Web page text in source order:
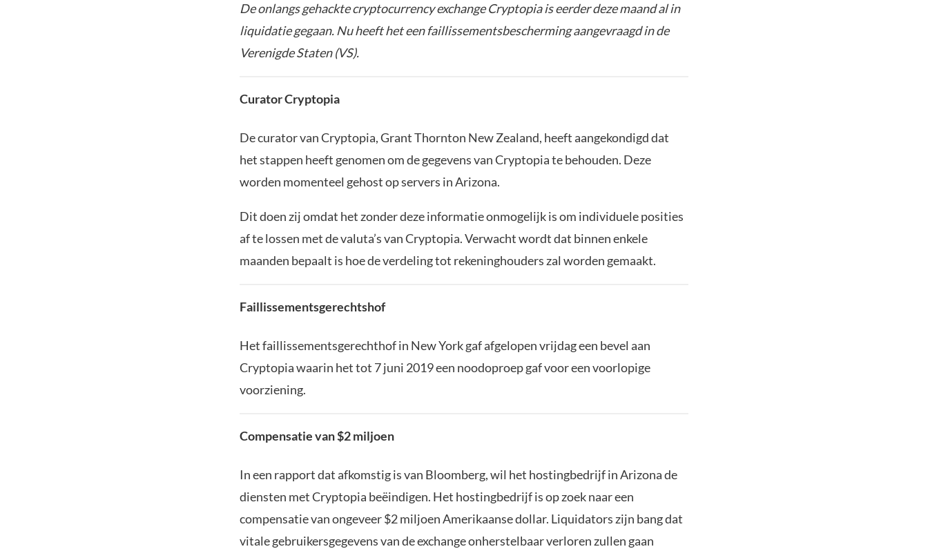
De onlangs gehackte cryptocurrency exchange Cryptopia is eerder deze maand al in
liquidatie gegaan. Nu heeft het een faillissementsbescherming aangevraagd in de
Verenigde Staten (VS).
Curator Cryptopia
De curator van Cryptopia, Grant Thornton New Zealand, heeft aangekondigd dat
het stappen heeft genomen om de gegevens van Cryptopia te behouden. Deze
worden momenteel gehost op servers in Arizona.
Dit doen zij omdat het zonder deze informatie onmogelijk is om individuele posities
af te lossen met de valuta’s van Cryptopia. Verwacht wordt dat binnen enkele
maanden bepaalt is hoe de verdeling tot rekeninghouders zal worden gemaakt.
Faillissementsgerechtshof
Het faillissementsgerechthof in New York gaf afgelopen vrijdag een bevel aan
Cryptopia waarin het tot 7 juni 2019 een noodoproep gaf voor een voorlopige
voorziening.
Compensatie van $2 miljoen
In een rapport dat afkomstig is van Bloomberg, wil het hostingbedrijf in Arizona de
diensten met Cryptopia beëindigen. Het hostingbedrijf is op zoek naar een
compensatie van ongeveer $2 miljoen Amerikaanse dollar. Liquidators zijn bang dat
vitale gebruikersgegevens van de exchange onherstelbaar verloren zullen gaan